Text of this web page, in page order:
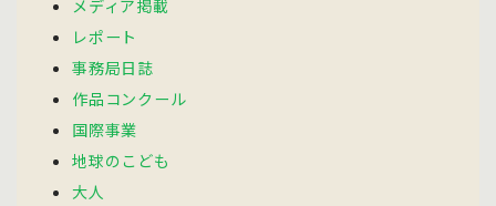
メディア掲載
レポート
事務局日誌
作品コンクール
国際事業
地球のこども
大人